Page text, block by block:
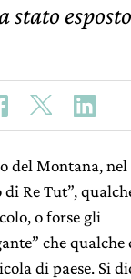
stato
del Montana, nel
Re Tut”,
o forse gli
che qualche
di paese. Si